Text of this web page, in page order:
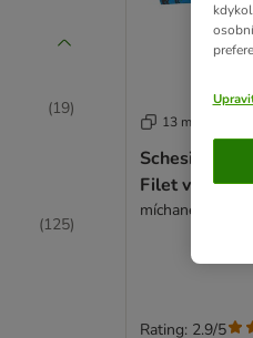
(19)
(125)
13 možností
Schesir
Filet v želé 6
míchané balení
Rating: 2.9/5